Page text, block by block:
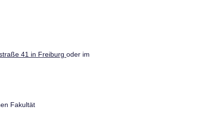
41 in Freiburg oder im
Fakultät